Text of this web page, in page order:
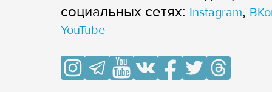
cоциальных сетях: Instagram,
YouTube